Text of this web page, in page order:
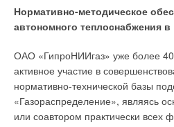
Нормативно-методическое
автономного теплоснабжения в
ОАО «ГипроНИИгаз» уже более
активное участие в
нормативно-технической базы
«Газораспределение», являясь
или соавтором практически всех
Ваш E-mail *
Текст комментария